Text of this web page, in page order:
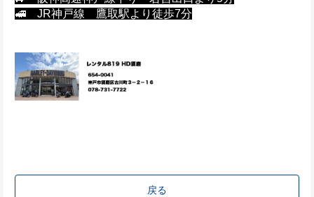
🚅　JR神戸線　鷹取駅より徒歩7分
戻る